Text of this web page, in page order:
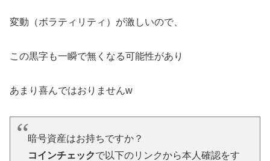
変動（ボラティリティ）が激しいので、
この黒字も一瞬で無くなる可能性があり
あまり喜んではおりませんw
暗号資産はお持ちですか？
コインチェックで以下のリンクから本人確認をす